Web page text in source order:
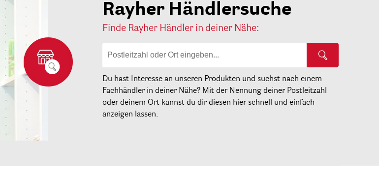
Rayher Händlersuche
Finde Rayher Händler in deiner Nähe:
Du hast Interesse an unseren Produkten und suchst nach einem
Fachhändler in deiner Nähe? Mit der Nennung deiner Postleitzahl
oder deinem Ort kannst du dir diesen hier schnell und einfach
anzeigen lassen.